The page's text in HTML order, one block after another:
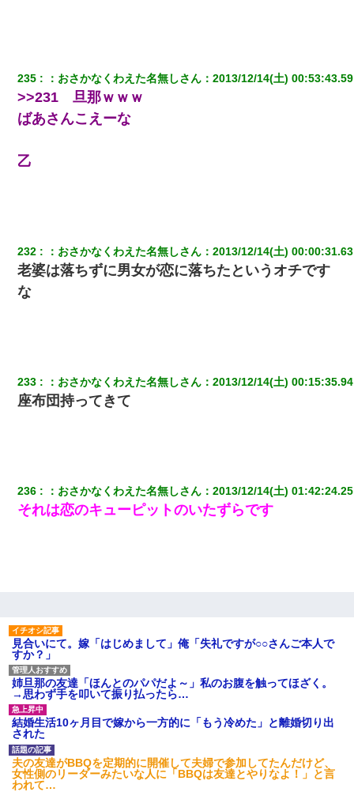
13歳娘が元嫁のところから逃げてきた。どう扱ったらいいのかわ
からない
結果…｜生活｜ワロタあんてな
ワイ144kg彼女98kgデブカップル、1年間毎日行為しまくった結
果
か…」→ 実際は違った
隣室のお婆ちゃん「下階からの異臭に困ってる、今もすっごく臭
い」私「変だなあ～なにも臭わないよ」→ その後。警察『絶対に
窓とドアを開けないで』
医者「糖尿病で余命1年です」 ワイ「知らんわｗどうせ死ぬなら
食べる量増やすわｗ」→結果ｗｗｗｗｗ
裁判官「お互いに最後に言いたいことはありますか」バカ夫
「…」A「夫を一発殴らせてほしい」裁判官「どうぞ」
義兄嫁が義実家で「コロナ陽性だったからこのまま療養させて下
さい」と言い出してド修羅場になった
235 ： おさかなくわえた名無しさん ：2013/12/14(土)
>>231 旦那ｗｗｗ
ばあさんこえーな
乙
232 ： おさかなくわえた名無しさん ：2013/12/14(土)
老婆は落ちずに男女が恋に落ちたというオチです
な
233 ： おさかなくわえた名無しさん ：2013/12/14(土)
座布団持ってきて
236 ： おさかなくわえた名無しさん ：2013/12/14(土)
それは恋のキューピットのいたずらです
見合いにて。嫁「はじめまして」俺「失礼ですが○○さんご本人で
すか？」
姉旦那の友達「ほんとのパパだよ～」私のお腹を触ってほざく。
→思わず手を叩いて振り払ったら…
結婚生活10ヶ月目で嫁から一方的に「もう冷めた」と離婚切り出
された
夫の友達がBBQを定期的に開催して夫婦で参加してたんだけど、
女性側のリーダーみたいな人に「BBQは友達とやりなよ！」と言
われて…